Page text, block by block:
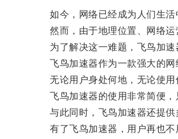
如今，网络已经成为人们生活
然而，由于地理位置、网络运
为了解决这一难题，飞鸟加速
飞鸟加速器作为一款强大的网
无论用户身处何地，无论使用
飞鸟加速器的使用非常简便，
与此同时，飞鸟加速器还提供
有了飞鸟加速器，用户再也不